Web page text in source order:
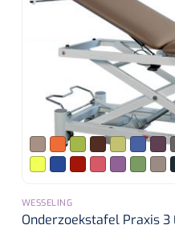
WESSELING
Onderzoekstafel Praxis